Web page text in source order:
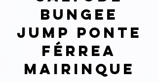
BUNGEE
JUMP PONTE
FÉRREA
MAIRINQUE